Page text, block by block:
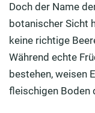
Doch der Name
botanischer Sicht
keine richtige
Während echte
bestehen, weisen
fleischigen Boden